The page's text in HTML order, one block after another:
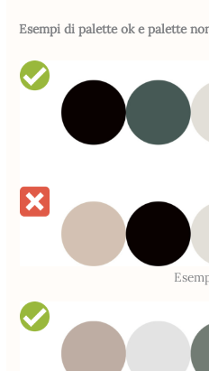
Esempi di palette ok e palette